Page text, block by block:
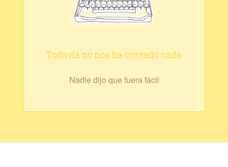
Todavía no nos ha contado nada
Nadie dijo que fuera fácil